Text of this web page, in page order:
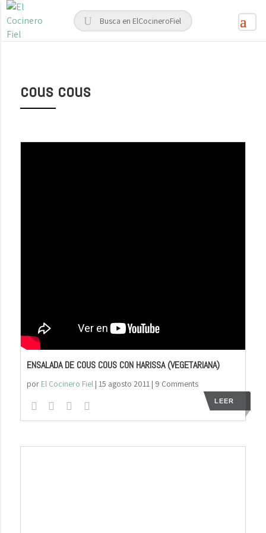
cous cous
ENSALADA DE COUS COUS CON HARISSA (VEGETARIANA)
por El Cocinero Fiel| 15 agosto 2011| 9 Comments
LEER